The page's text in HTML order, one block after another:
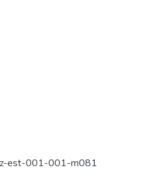
est-001-001-m081